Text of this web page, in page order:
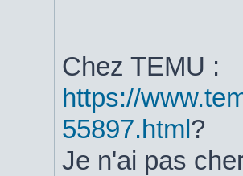
Chez TEMU :
https://
55897.html?
Je n'ai pas